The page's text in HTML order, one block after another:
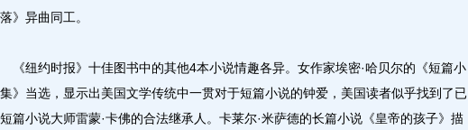
》异曲同工。
纽约时报》十佳图书中的其他4本小说情趣各异。女作家埃密·哈贝尔的《短篇小
》当选，显示出美国文学传统中一贯对于短篇小说的钟爱，美国读者似乎找到了已
篇小说大师雷蒙·卡佛的合法继承人。卡莱尔·米萨德的长篇小说《皇帝的孩子》描